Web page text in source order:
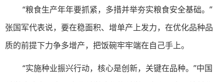
“粮食生产年年要抓紧，多措并举夯实粮食安全基础。”
张国军代表说，要在稳面积、增单产上发力，在优化品种品
质的前提下力争多增产，把饭碗牢牢端在自己手上。
“实施种业振兴行动，核心是创新，关键在品种。”中国